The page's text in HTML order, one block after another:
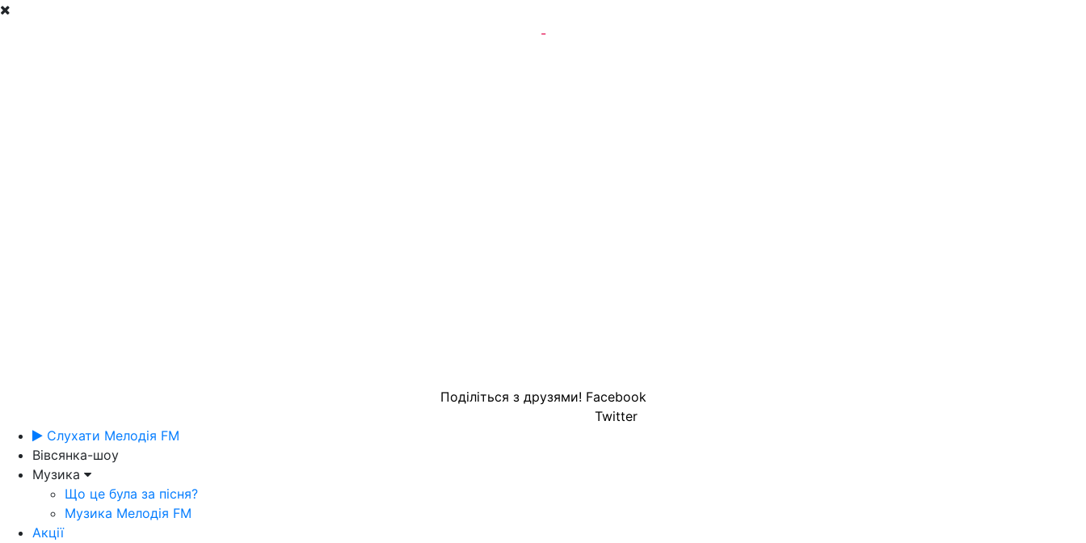
-
Поділіться з друзями! Facebook
Twitter
Слухати Мелодія FM
Вівсянка-шоу
Музика
Що це була за пісня?
Музика Мелодія FM
Акції